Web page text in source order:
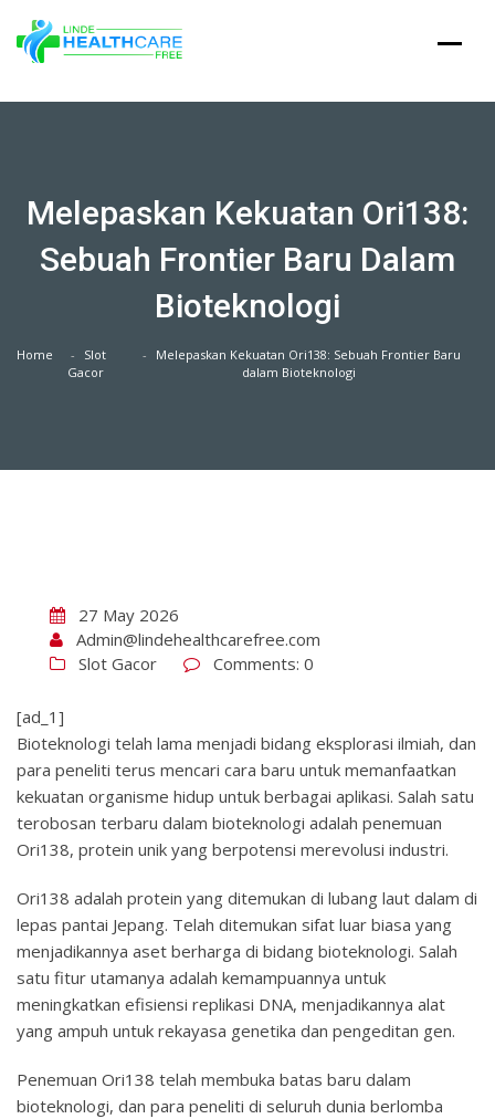
Melepaskan Kekuatan Ori138:
Sebuah Frontier Baru Dalam
Bioteknologi
Home
Slot
Gacor
Melepaskan Kekuatan Ori138: Sebuah Frontier Baru
dalam Bioteknologi
27 May 2026
Admin@lindehealthcarefree.com
Slot Gacor
Comments: 0
[ad_1]
Bioteknologi telah lama menjadi bidang eksplorasi ilmiah, dan
para peneliti terus mencari cara baru untuk memanfaatkan
kekuatan organisme hidup untuk berbagai aplikasi. Salah satu
terobosan terbaru dalam bioteknologi adalah penemuan
Ori138, protein unik yang berpotensi merevolusi industri.
Ori138 adalah protein yang ditemukan di lubang laut dalam di
lepas pantai Jepang. Telah ditemukan sifat luar biasa yang
menjadikannya aset berharga di bidang bioteknologi. Salah
satu fitur utamanya adalah kemampuannya untuk
meningkatkan efisiensi replikasi DNA, menjadikannya alat
yang ampuh untuk rekayasa genetika dan pengeditan gen.
Penemuan Ori138 telah membuka batas baru dalam
bioteknologi, dan para peneliti di seluruh dunia berlomba